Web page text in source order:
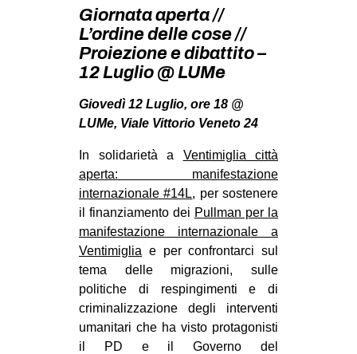
MSM
STUDENTI TSUNAMI
MILANO
SPAZI
SPORT POPOLARE
MOVIMENTI
AMBIENTE
ANTIFASCISMO
DIRITTO ALL’ABITARE
GENERI
Giornata aperta //
L’ordine delle cose //
Proiezione e dibattito –
12 Luglio @ LUMe
Giovedì 12 Luglio, ore 18 @
LUMe, Viale Vittorio Veneto 24
In solidarietà a Ventimiglia città
aperta: manifestazione
internazionale #14L, per sostenere
il finanziamento dei Pullman per la
manifestazione internazionale a
Ventimiglia e per confrontarci sul
tema delle migrazioni, sulle
politiche di respingimenti e di
criminalizzazione degli interventi
umanitari che ha visto protagonisti
il PD e il Governo del